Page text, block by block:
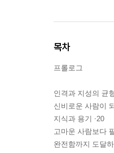
목차
프롤로그
인격과 지성의 균
신비로운 사람이
지식과 용기 ·20
고마운 사람보다
완전함까지 도달